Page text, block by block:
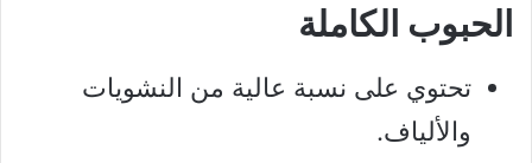
الحبوب الكاملة
تحتوي على نسبة عالية من النشويات
والألياف.